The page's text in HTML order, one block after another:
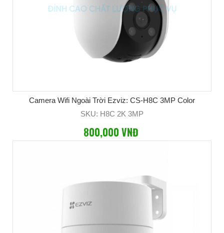
Camera Wifi Ngoài Trời Ezviz: CS-H8C 3MP Color
SKU: H8C 2K 3MP
800,000 VNĐ